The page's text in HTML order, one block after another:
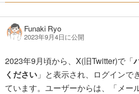
Funaki Ryo
2023年9月4日に公開
2023年9月頃から、X(旧Twitter)で「
ください 」と表示され、ログインで
ています。ユーザーからは、「メー